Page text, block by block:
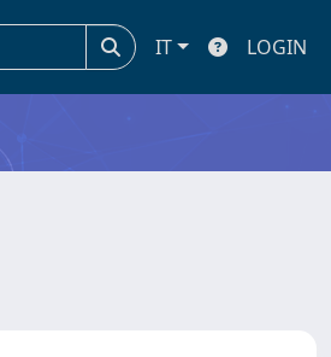
IT LOGIN